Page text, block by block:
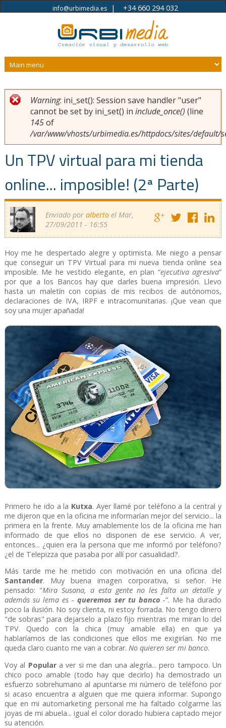
Pasar al contenido principal
info@urbimedia.es| +34 660 294 032
Usted está aquí
Mensaje de error
Warning: ini_set(): Session save handler "user"
cannot be set by ini_set() in include_once() (line
145of
/var/www/vhosts/urbimedia.es/httpdocs/sites/default/
Un TPV virtual para mi tienda
online... imposible! (2ª Parte)
Enviado por albertoel Mar,
27/09/2011 - 16:55
Hoy me he despertado alegre y optimista. Me niego a pensar
que conseguir un TPV Virtual para mi nueva tienda online sea
imposible. Me he vestido elegante, en plan “ejecutiva agresiva”
por que a los Bancos hay que darles buena impresión. Llevo
hasta un maletín con copias de mis recibos de autónomos,
declaraciones de IVA, IRPF e intracomunitarias. ¡Que vean que
soy una mujer apañada!
Primero he ido a la Kutxa. Ayer llamé por teléfono a la central y
me dijeron que en la oficina me informarían mejor del servicio... la
primera en la frente. Muy amablemente los de la oficina me han
informado de que ellos no disponen de ese servicio. A ver,
entonces... ¿quien era la persona que me informó por teléfono?
¿el de Telepizza que pasaba por allí por casualidad?.
Más tarde me he metido con motivación en una oficina del
Santander. Muy buena imagen corporativa, si señor. He
pensado: "Mira Susana, a esta gente no les falta un detalle y
además su lema es - queremos ser tu banco -”. Me ha durado
poco la ilusión. No soy clienta, ni estoy forrada. No tengo dinero
"de sobras" para dejarselo a plazo fijo mientras me miran lo del
TPV. Quedo con la chica (muy amable ella) en que ya
hablaríamos de las condiciones que ellos me exigirían. No me
queda claro cuanto me van a cobrar. No quieren ser mi banco.
Voy al Populara ver si me dan una alegría... pero tampoco. Un
chico poco amable (todo hay que decirlo) ha demostrado un
esfuerzo sobrehumano al apuntarse mi número de teléfono por
si acaso encuentra a alguien que me quiera informar. Supongo
que en mi automarketing personal me ha faltado colgarme las
joyas de mi abuela... igual el color dorado hubiera captado mejor
su atención.